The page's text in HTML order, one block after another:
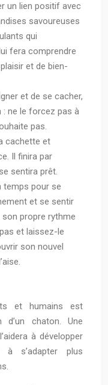
un lien positif avec
savoureuses
qui
fera comprendre
et de bien-
et de se cacher,
: ne le forcez pas à
pas.
cachette et
Il finira par
sentira prêt.
temps pour se
et se sentir
propre rythme
et laissez-le
son nouvel
et humains est
d’un chaton. Une
à développer
à s’adapter plus